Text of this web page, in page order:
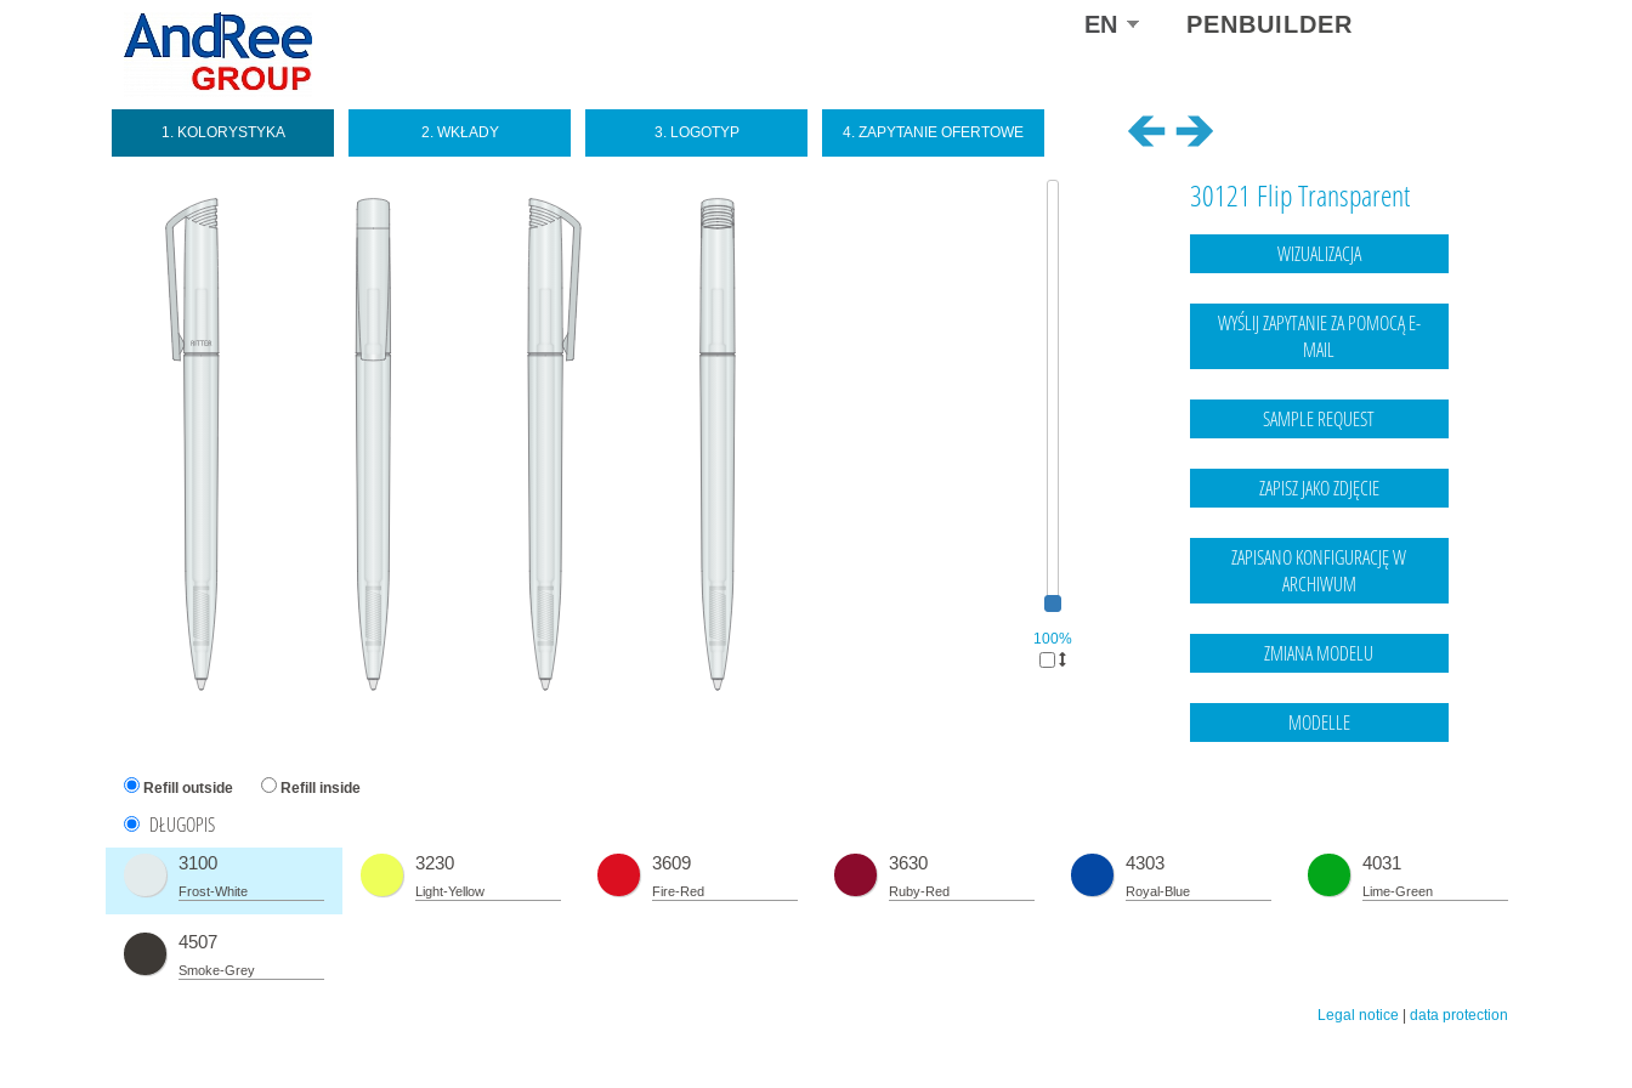
PENBUILDER
Select
yourEN
1. KOLORYSTYKA 2. WKŁADY 3. LOGOTYP 4. ZAPYTANIE OFERTOWE
100%
30121 Flip Transparent
Refill outside Refill inside
DŁUGOPIS
3100
Frost-White
3230
Light-Yellow
3609
Fire-Red
3630
Ruby-Red
4303
Royal-Blue
4031
Lime-Green
4507
Smoke-Grey
Legal notice data protection